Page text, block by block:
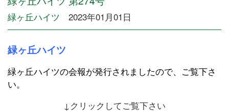
緑ヶ丘ハイツ 2023年01月01日
緑ヶ丘ハイツ
緑ヶ丘ハイツの会報が発行されましたので、ご覧下さ
い。
↓クリックしてご覧下さい